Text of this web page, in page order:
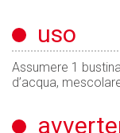
uso
Assumere 1
d’acqua,